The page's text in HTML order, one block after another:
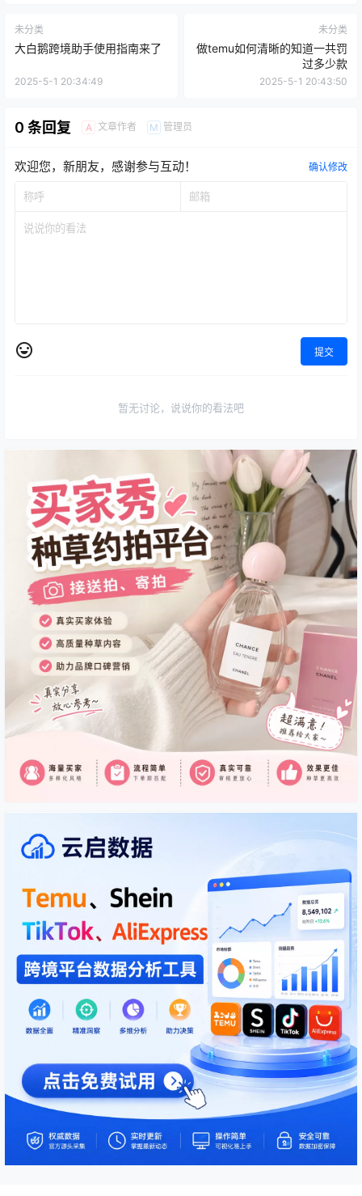
未分类
大白鹅跨境助手使用指南来了
2025-5-1 20:34:49
未分类
做temu如何清晰的知道一共罚
过多少款
2025-5-1 20:43:50
0 条回复 A 文章作者 M 管理员
欢迎您，新朋友，感谢参与互动！ 确认修改
提交
暂无讨论，说说你的看法吧